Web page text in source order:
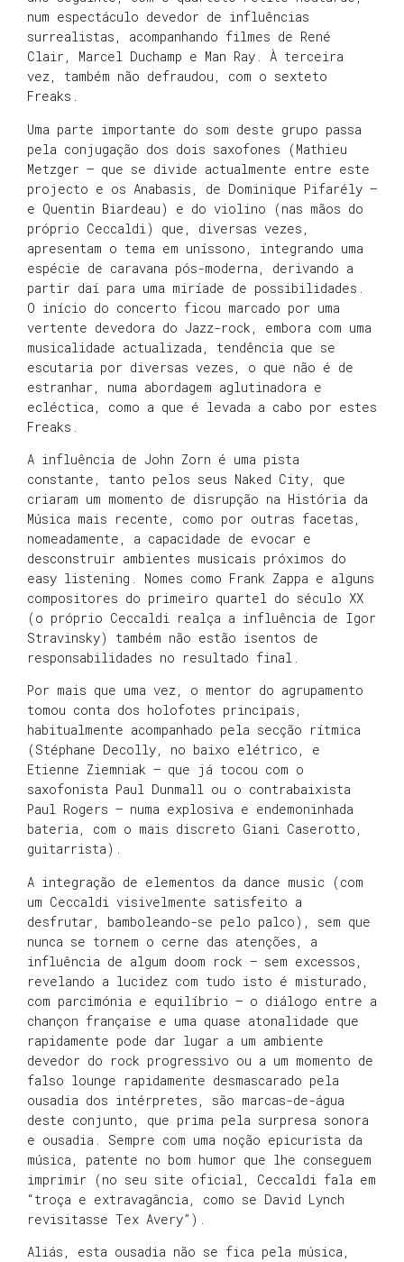
num espectáculo devedor de influências
surrealistas, acompanhando filmes de René
Clair, Marcel Duchamp e Man Ray. À terceira
vez, também não defraudou, com o sexteto
Freaks.
Uma parte importante do som deste grupo passa
pela conjugação dos dois saxofones (Mathieu
Metzger – que se divide actualmente entre este
projecto e os Anabasis, de Dominique Pifarély –
e Quentin Biardeau) e do violino (nas mãos do
próprio Ceccaldi) que, diversas vezes,
apresentam o tema em uníssono, integrando uma
espécie de caravana pós-moderna, derivando a
partir daí para uma miríade de possibilidades.
O início do concerto ficou marcado por uma
vertente devedora do Jazz-rock, embora com uma
musicalidade actualizada, tendência que se
escutaria por diversas vezes, o que não é de
estranhar, numa abordagem aglutinadora e
ecléctica, como a que é levada a cabo por estes
Freaks.
A influência de John Zorn é uma pista
constante, tanto pelos seus Naked City, que
criaram um momento de disrupção na História da
Música mais recente, como por outras facetas,
nomeadamente, a capacidade de evocar e
desconstruir ambientes musicais próximos do
easy listening. Nomes como Frank Zappa e alguns
compositores do primeiro quartel do século XX
(o próprio Ceccaldi realça a influência de Igor
Stravinsky) também não estão isentos de
responsabilidades no resultado final.
Por mais que uma vez, o mentor do agrupamento
tomou conta dos holofotes principais,
habitualmente acompanhado pela secção rítmica
(Stéphane Decolly, no baixo elétrico, e
Etienne Ziemniak – que já tocou com o
saxofonista Paul Dunmall ou o contrabaixista
Paul Rogers – numa explosiva e endemoninhada
bateria, com o mais discreto Giani Caserotto,
guitarrista).
A integração de elementos da dance music (com
um Ceccaldi visivelmente satisfeito a
desfrutar, bamboleando-se pelo palco), sem que
nunca se tornem o cerne das atenções, a
influência de algum doom rock – sem excessos,
revelando a lucidez com tudo isto é misturado,
com parcimónia e equilíbrio – o diálogo entre a
chançon française e uma quase atonalidade que
rapidamente pode dar lugar a um ambiente
devedor do rock progressivo ou a um momento de
falso lounge rapidamente desmascarado pela
ousadia dos intérpretes, são marcas-de-água
deste conjunto, que prima pela surpresa sonora
e ousadia. Sempre com uma noção epicurista da
música, patente no bom humor que lhe conseguem
imprimir (no seu site oficial, Ceccaldi fala em
“troça e extravagância, como se David Lynch
revisitasse Tex Avery”).
Aliás, esta ousadia não se fica pela música,